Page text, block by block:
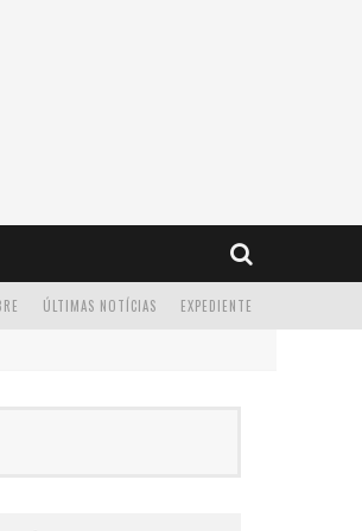
EXPEDIENTE
ÚLTIMAS NOTÍCIAS